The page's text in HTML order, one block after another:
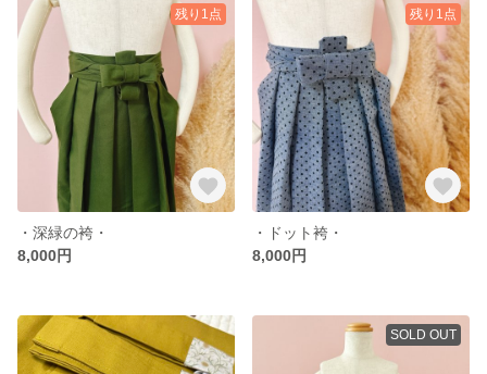
残り1点
・深緑の袴・
8,000円
残り1点
・ドット袴・
8,000円
SOLD OUT